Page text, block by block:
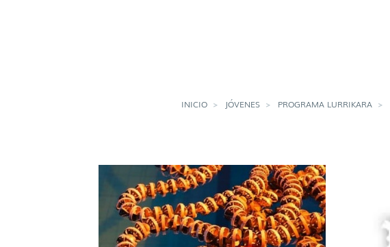
INICIO JÓVENES PROGRAMA LURRIKARA